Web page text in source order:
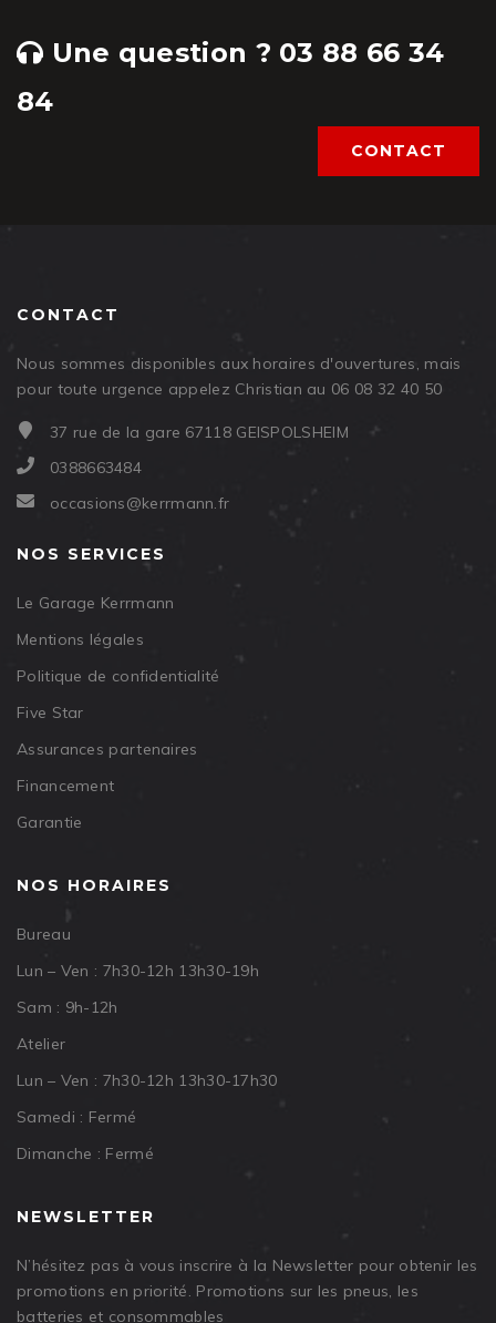
Une question ? 03 88 66 34
84
CONTACT
CONTACT
Nous sommes disponibles aux horaires d'ouvertures, mais
pour toute urgence appelez Christian au 06 08 32 40 50
37 rue de la gare 67118 GEISPOLSHEIM
0388663484
occasions@kerrmann.fr
NOS SERVICES
Le Garage Kerrmann
Mentions légales
Politique de confidentialité
Five Star
Assurances partenaires
Financement
Garantie
NOS HORAIRES
Bureau
Lun – Ven : 7h30-12h 13h30-19h
Sam : 9h-12h
Atelier
Lun – Ven : 7h30-12h 13h30-17h30
Samedi : Fermé
Dimanche : Fermé
NEWSLETTER
N’hésitez pas à vous inscrire à la Newsletter pour obtenir les
promotions en priorité. Promotions sur les pneus, les
batteries et consommables